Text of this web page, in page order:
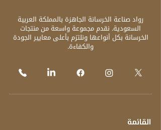
رواد صناعة الخرسانة الجاهزة بالمملكة العربية
السعودية. نقدم مجموعة واسعة من منتجات
الخرسانة بكل أنواعها ونلتزم بأعلى معايير الجودة
والكفاءة.
القائمة